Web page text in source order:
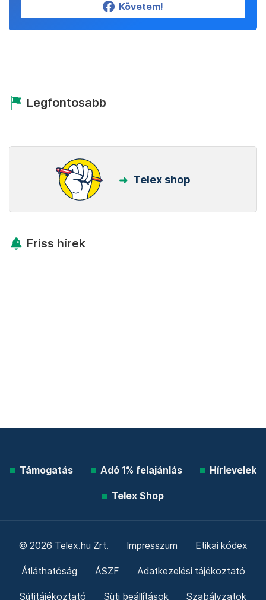
Követem!
Legfontosabb
Telex shop
Friss hírek
Támogatás Adó 1% felajánlás Hírlevelek
Telex Shop
© 2026 Telex.hu Zrt. Impresszum Etikai kódex
Átláthatóság ÁSZF Adatkezelési tájékoztató
Sütitájékoztató Süti beállítások Szabályzatok